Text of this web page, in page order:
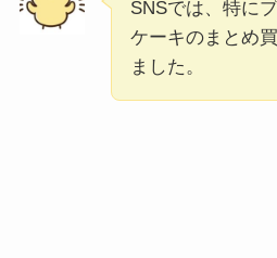
SNSでは、特に
ケーキのまとめ
ました。